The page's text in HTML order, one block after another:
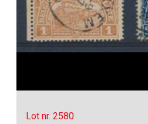
Lot nr. 2580